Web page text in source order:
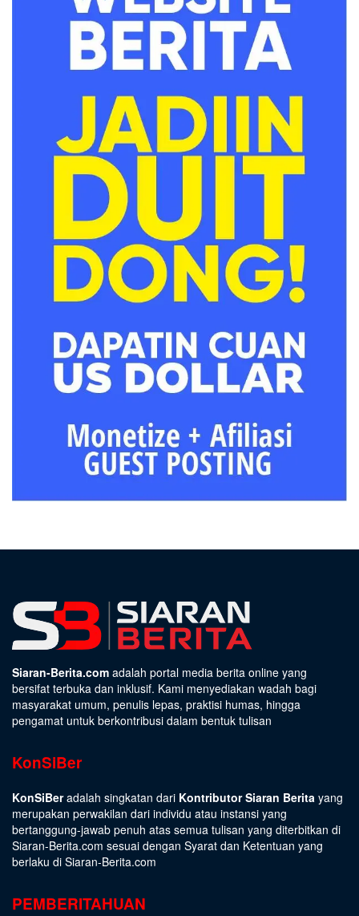
Siaran-Berita.com adalah portal media berita online yang
bersifat terbuka dan inklusif. Kami menyediakan wadah bagi
masyarakat umum, penulis lepas, praktisi humas, hingga
pengamat untuk berkontribusi dalam bentuk tulisan
KonSiBer
KonSiBeradalah singkatan dari Kontributor Siaran Berita yang
merupakan perwakilan dari individu atau instansi yang
bertanggung-jawab penuh atas semua tulisan yang diterbitkan di
Siaran-Berita.com sesuai dengan Syarat dan Ketentuan yang
berlaku di Siaran-Berita.com
PEMBERITAHUAN